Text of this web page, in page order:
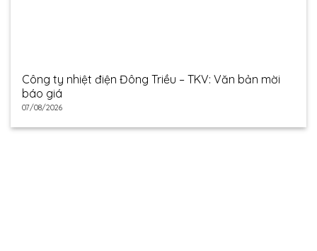
Công ty nhiệt điện Đông Triều – TKV: Văn bản mời
báo giá
07/08/2026